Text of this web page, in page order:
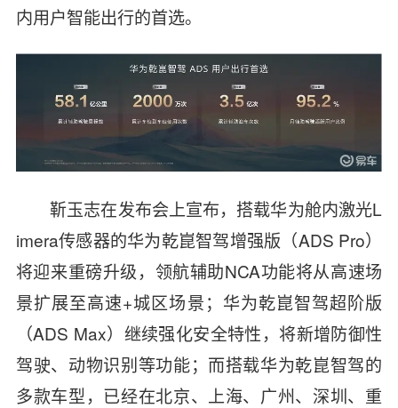
内用户智能出行的首选。
靳玉志在发布会上宣布，搭载华为舱内激光L
imera传感器的华为乾崑智驾增强版（ADS Pro）
将迎来重磅升级，领航辅助NCA功能将从高速场
景扩展至高速+城区场景；华为乾崑智驾超阶版
（ADS Max）继续强化安全特性，将新增防御性
驾驶、动物识别等功能；而搭载华为乾崑智驾的
多款车型，已经在北京、上海、广州、深圳、重